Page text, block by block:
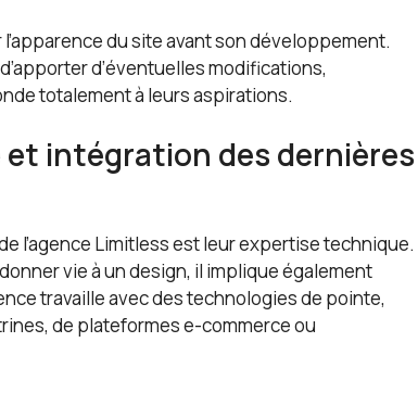
du site avant son développement.
d’éventuelles modifications,
totalement à leurs aspirations.
intégration des dernières
l’agence Limitless est leur expertise technique.
vie à un design, il implique également
travaille avec des technologies de pointe,
de plateformes e-commerce ou